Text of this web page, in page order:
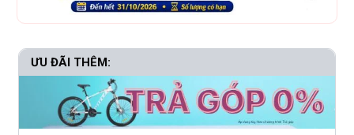
ƯU ĐÃI THÊM: